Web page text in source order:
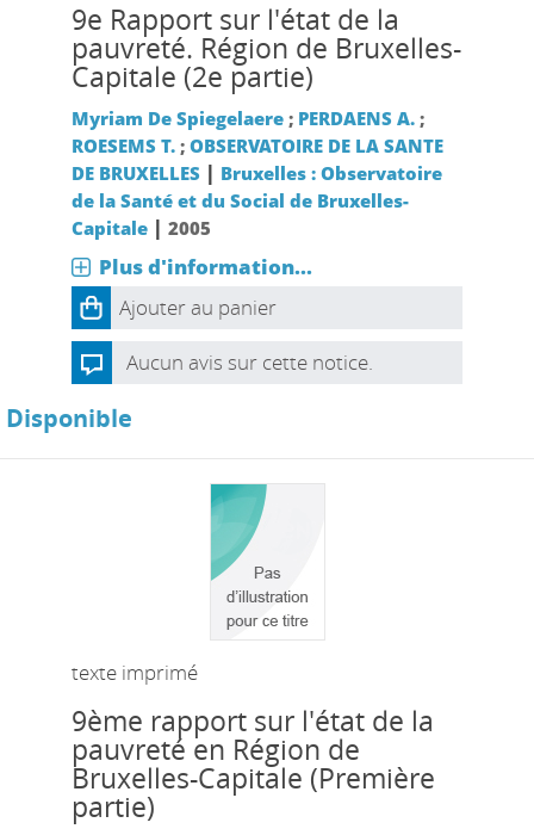
9e Rapport sur l'état de la
pauvreté. Région de Bruxelles-
Capitale (2e partie)
Myriam De Spiegelaere; PERDAENS A.;
ROESEMS T.; OBSERVATOIRE DE LA SANTE
DE BRUXELLES | Bruxelles : Observatoire
de la Santé et du Social de Bruxelles-
Capitale| 2005
Plus d'information...
Ajouter au panier
Aucun avis sur cette notice.
Disponible
texte imprimé
9ème rapport sur l'état de la
pauvreté en Région de
Bruxelles-Capitale (Première
partie)